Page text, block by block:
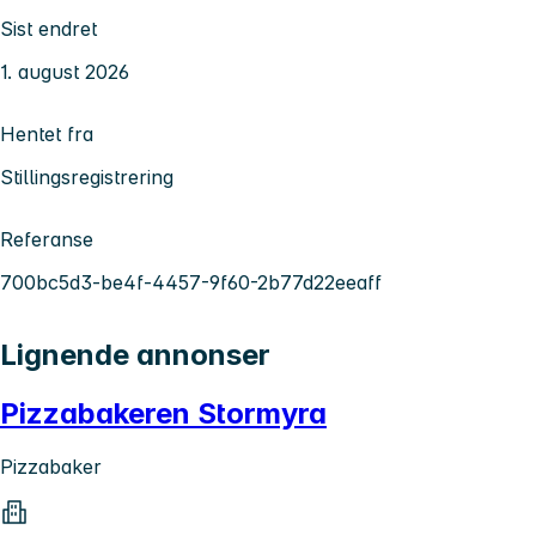
Sist endret
1. august 2026
Hentet fra
Stillingsregistrering
Referanse
700bc5d3-be4f-4457-9f60-2b77d22eeaff
Lignende annonser
Pizzabakeren Stormyra
Pizzabaker